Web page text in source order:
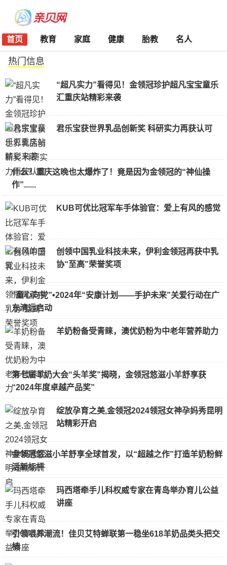
首页 教育 家庭 健康 胎教 名人
热门信息
“超凡实力”看得见！金领冠珍护超凡宝宝童乐
汇重庆站精彩来袭
君乐宝获世界乳品创新奖 科研实力再获认可
什么？重庆这晚也太爆炸了！竟是因为金领冠的“神仙操
作”......
KUB可优比冠军车手体验官：爱上有风的感觉
创领中国乳业科技未来，伊利金领冠再获中乳
协“至高”荣誉奖项
“童心向党”•2024年“安康计划——手护未来”关爱行动在广
东清远启动
羊奶粉备受青睐，澳优奶粉为中老年营养助力
第七届羊奶大会“头羊奖”揭晓，金领冠悠滋小羊舒享获
“2024年度卓越产品奖”
绽放孕育之美,金领冠2024领冠女神孕妈秀昆明
站精彩开启
金领冠悠滋小羊舒享全球首发，以“超越之作”打造羊奶粉鲜
活新标杆
玛西塔牵手儿科权威专家在青岛举办育儿公益
讲座
引领喂养潮流！佳贝艾特蝉联第一稳坐618羊奶品类头把交
椅